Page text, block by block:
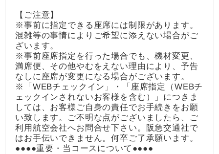
【ご注意】
※事前に指定できる座席には制限があります。
混雑等の事情によりご希望に添えない場合がご
ざいます。
※事前座席指定を行った場合でも、機材変更、
満席便、その他やむをえない理由により、予告
なしに座席が変更になる場合がございます。
※「WEBチェックイン」・「座席指定（WEBチ
ェックインされないお客様を含む）」につきま
しては、お客様ご自身の責任でお手続きをお願
い致します。ご不明な点がございましたら、ご
利用航空会社へお問合せ下さい。阪急交通社で
はお手伝いできません。何卒ご了承願います。
●●●●重要・当コースについて●●●●